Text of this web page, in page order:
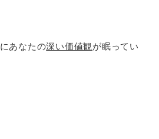
にあなたの深い価値観 が眠ってい